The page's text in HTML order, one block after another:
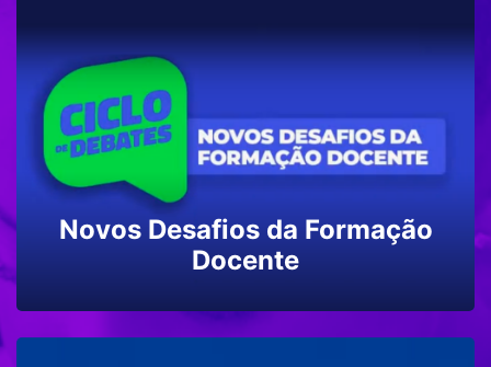
ENSINO MÉDIO
Novos Desafios da Formação
Docente